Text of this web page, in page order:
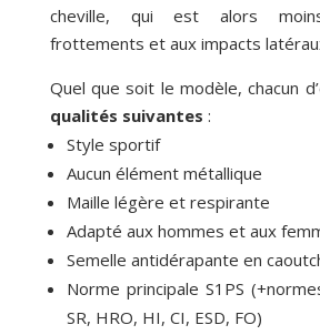
cheville, qui est alors
frottements et aux impacts
Quel que soit le modèle, chacun
qualités suivantes :
Style sportif
Aucun élément métallique
Maille légère et respirante
Adapté aux hommes et aux
Semelle antidérapante en
Norme principale S1PS
SR, HRO, HI, CI, ESD, FO)